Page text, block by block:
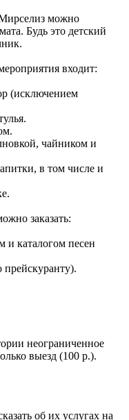
Мирселиз можно
Будь это детский
входит:
(исключением
чайником и
в том числе и
заказать:
и каталогом песен
неограниченное
выезд (100 р.).
об их услугах на